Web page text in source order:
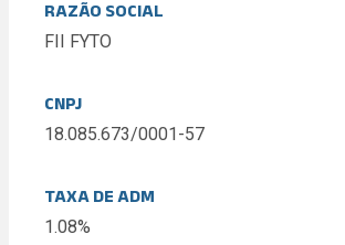
RAZÃO SOCIAL
FII FYTO
CNPJ
18.085.673/0001-57
TAXA DE ADM
1.08%